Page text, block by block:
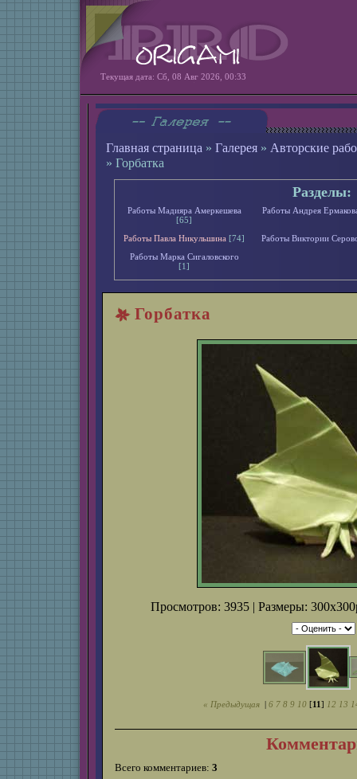
Текущая дата: Сб, 08 Авг 2026, 00:33
Главная страница » Галерея » Авторские
» Горбатка
Разделы:
Работы Мадияра Амеркешева
[65]
Работы Андрея
Работы Павла Никульшина [74]
Работы Виктории
Работы Марка Сигаловского
[1]
Горбатка
Просмотров: 3935 | Размеры:
« Предыдущая| 6 7 8 9 10[11 ] 12 13
Всего комментариев: 3